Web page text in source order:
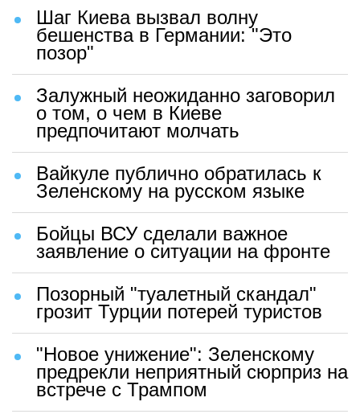
Шаг Киева вызвал волну
бешенства в Германии: "Это
позор"
Залужный неожиданно заговорил
о том, о чем в Киеве
предпочитают молчать
Вайкуле публично обратилась к
Зеленскому на русском языке
Бойцы ВСУ сделали важное
заявление о ситуации на фронте
Позорный "туалетный скандал"
грозит Турции потерей туристов
"Новое унижение": Зеленскому
предрекли неприятный сюрприз на
встрече с Трампом